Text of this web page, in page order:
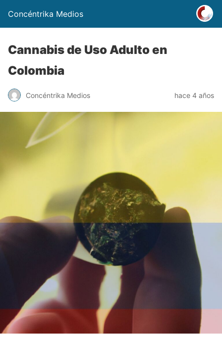
Concéntrika Medios
Cannabis de Uso Adulto en
Colombia
Concéntrika Medios hace 4 años